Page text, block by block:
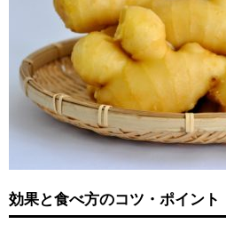
効果と食べ方のコツ・ポイント